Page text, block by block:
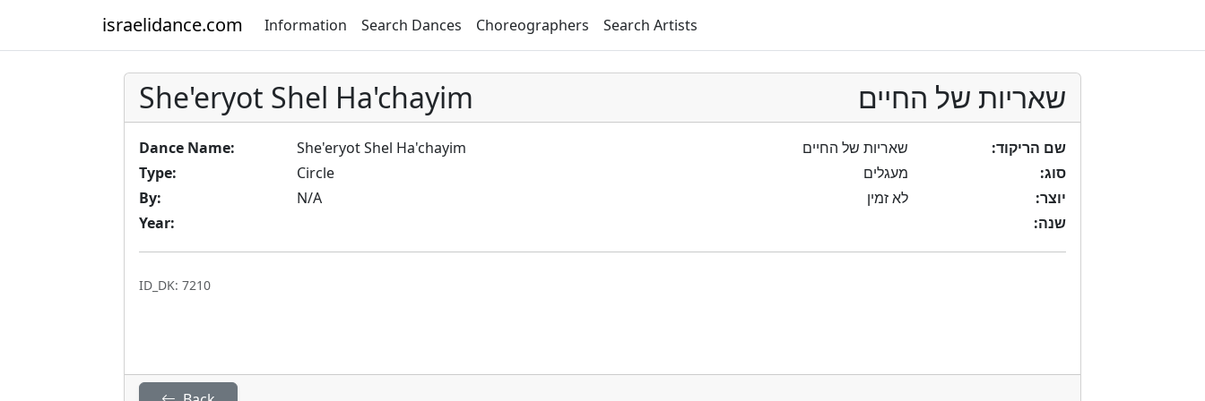
israelidance.com Information Search Dances Choreographers Search Artists
She'eryot Shel Ha'chayim שאריות של החיים
Dance Name:
She'eryot Shel Ha'chayim
Type:
Circle
By:
N/A
Year:
שם הריקוד:
שאריות של החיים
סוג:
מעגלים
יוצר:
לא זמין
שנה:
ID_DK: 7210